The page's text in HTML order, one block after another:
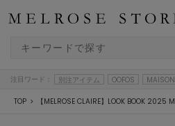
注目ワード： 別注アイテム OOFOS
TOP 【MELROSE CLAIRE】LOOK BOOK 2025